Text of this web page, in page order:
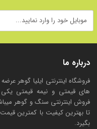
درباره ما
فروشگاه اینترنتی ایلیا گوهر
های قیمتی و نیمه قیمتی یکی
فروش اینترنتی سنگ و گوهر
تا بهترین کیفیت با کمترین
بگیرد.